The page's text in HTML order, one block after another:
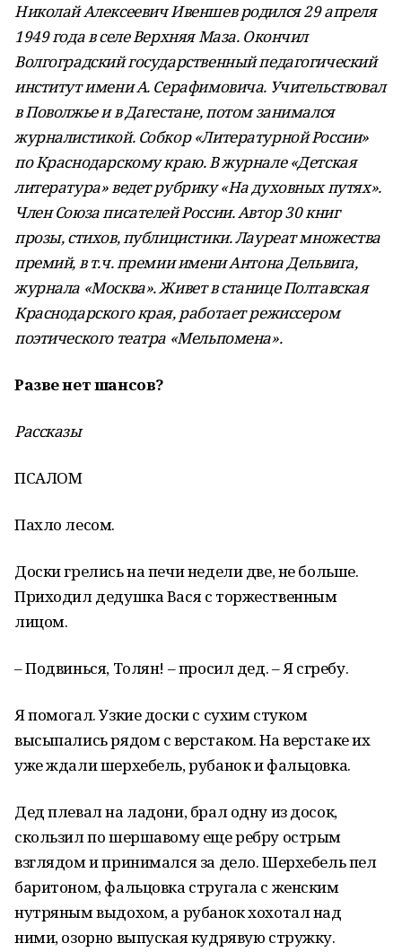
Николай Алексеевич Ивеншев родился 29 апреля
1949 года в селе Верхняя Маза. Окончил
Волгоградский государственный педагогический
институт имени А. Серафимовича. Учительствовал
в Поволжье и в Дагестане, потом занимался
журналистикой. Собкор «Литературной России»
по Краснодарскому краю. В журнале «Детская
литература» ведет рубрику «На духовных путях».
Член Союза писателей России. Автор 30 книг
прозы, стихов, публицистики. Лауреат множества
премий, в т.ч. премии имени Антона Дельвига,
журнала «Москва». Живет в станице Полтавская
Краснодарского края, работает режиссером
поэтического театра «Мельпомена».
Разве нет шансов?
Рассказы
ПСАЛОМ
Пахло лесом.
Доски грелись на печи недели две, не больше.
Приходил дедушка Вася с торжественным
лицом.
– Подвинься, Толян! – просил дед. – Я сгребу.
Я помогал. Узкие доски с сухим стуком
высыпались рядом с верстаком. На верстаке их
уже ждали шерхебель, рубанок и фальцовка.
Дед плевал на ладони, брал одну из досок,
скользил по шершавому еще ребру острым
взглядом и принимался за дело. Шерхебель пел
баритоном, фальцовка стругала с женским
нутряным выдохом, а рубанок хохотал над
ними, озорно выпуская кудрявую стружку.